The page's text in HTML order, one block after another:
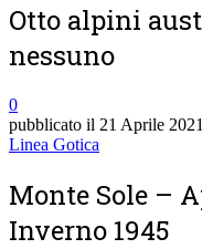
Otto alpini
nessuno
0
pubblicato il 21 Aprile 2021
Linea Gotica
Monte Sole –
Inverno 1945